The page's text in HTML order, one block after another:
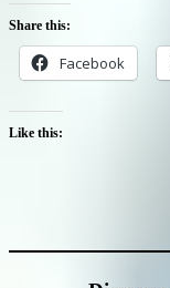
Share this:
Facebook
Like this: